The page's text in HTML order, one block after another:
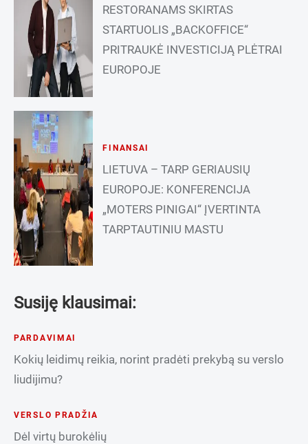
RESTORANAMS SKIRTAS
STARTUOLIS „BACKOFFICE“
PRITRAUKĖ INVESTICIJĄ PLĖTRAI
EUROPOJE
FINANSAI
LIETUVA – TARP GERIAUSIŲ
EUROPOJE: KONFERENCIJA
„MOTERS PINIGAI“ ĮVERTINTA
TARPTAUTINIU MASTU
Susiję klausimai:
PARDAVIMAI
Kokių leidimų reikia, norint pradėti prekybą su verslo
liudijimu?
VERSLO PRADŽIA
Dėl virtų burokėlių